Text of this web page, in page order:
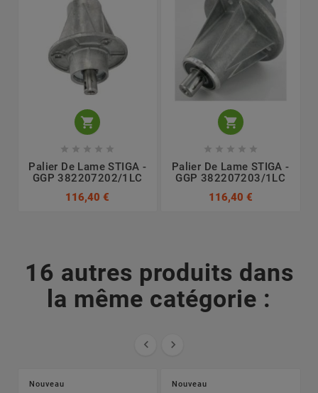

    
Palier De Lame STIGA -
GGP 382207202/1LC
116,40 €

    
Palier De Lame STIGA -
GGP 382207203/1LC
116,40 €
16 autres produits dans
la même catégorie :
 
Nouveau Nouveau